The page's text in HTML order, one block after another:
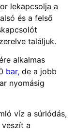
lekapcsolja a
és a felső
találjuk.
alkalmas
bar, de a jobb
nyomásig
víz a súrlódás,
a